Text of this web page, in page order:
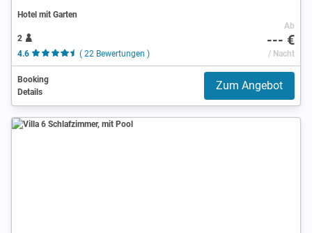
Hotel mit Garten
2
4.6
( 22 Bewertungen )
Ab
--- €
/ Nacht
Booking
Details
Zum Angebot